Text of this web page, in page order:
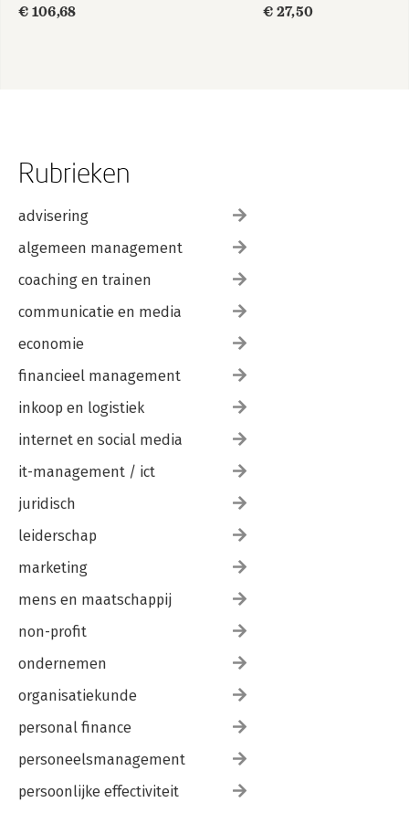
€ 106,68
€ 27,50
Rubrieken
advisering
algemeen management
coaching en trainen
communicatie en media
economie
financieel management
inkoop en logistiek
internet en social media
it-management / ict
juridisch
leiderschap
marketing
mens en maatschappij
non-profit
ondernemen
organisatiekunde
personal finance
personeelsmanagement
persoonlijke effectiviteit